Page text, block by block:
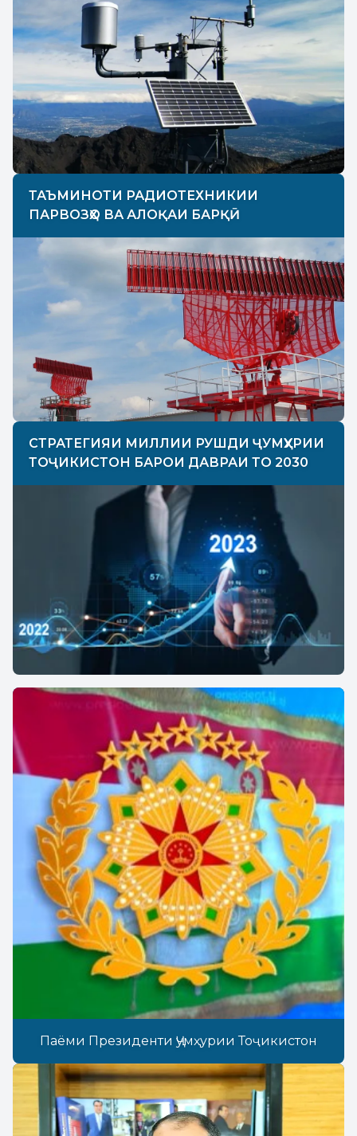
Паёми Президенти Ҷумҳурии Тоҷикистон
ТАЪМИНОТИ РАДИОТЕХНИКИИ
ПАРВОЗҲО ВА АЛОҚАИ БАРҚӢ
СТРАТЕГИЯИ МИЛЛИИ РУШДИ ҶУМҲУРИИ
ТОҶИКИСТОН БАРОИ ДАВРАИ ТО 2030